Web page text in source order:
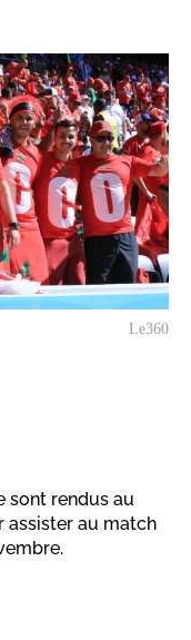
Le360
sont rendus au
assister au match